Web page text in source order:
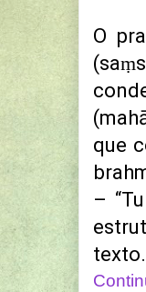
O
que
–
texto.